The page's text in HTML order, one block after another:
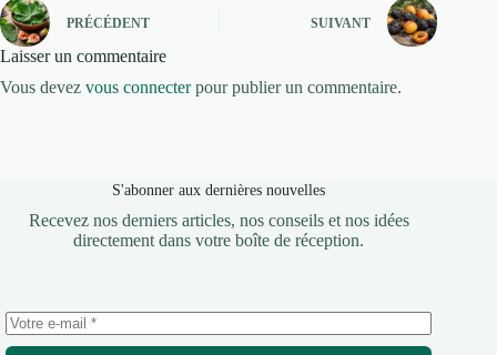
PRÉCÉDENT SUIVANT
Laisser un commentaire
Vous devez vous connecterpour publier un commentaire.
S'abonner aux dernières nouvelles
Recevez nos derniers articles, nos conseils et nos idées
directement dans votre boîte de réception.